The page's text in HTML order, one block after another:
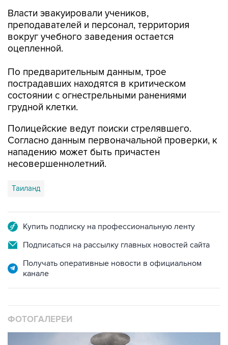
вокруг учебного заведения остается
оцепленной.
По предварительным данным, трое
состоянии с огнестрельными ранениями
грудной клетки.
Полицейские ведут поиски стрелявшего.
нападению может быть причастен
несовершеннолетний.
Таиланд
Подписаться на рассылку главных новостей сайта
Получать оперативные новости в официальном